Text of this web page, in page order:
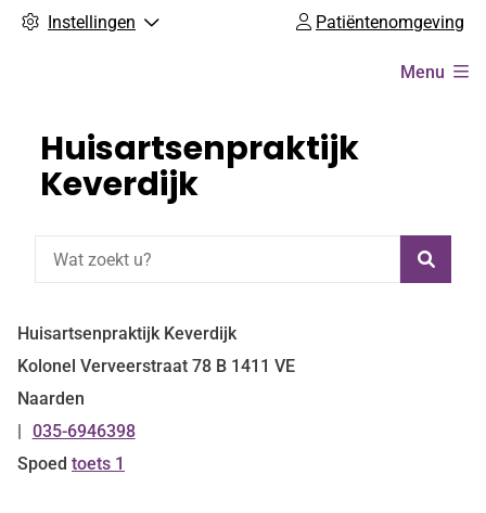
Instellingen Patiëntenomgeving
Menu
Huisartsenpraktijk
Keverdijk
Huisartsenpraktijk Keverdijk
Kolonel Verveerstraat 78 B 1411 VE
Naarden
Tel:
035-6946398
Spoed toets 1